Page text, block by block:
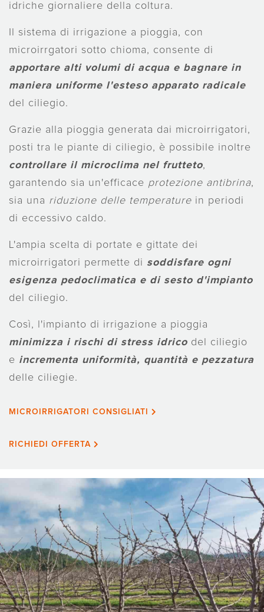
idriche giornaliere della coltura.
Il sistema di irrigazione a pioggia, con
microirrgatori sotto chioma, consente di
apportare alti volumi di acqua e bagnare in
maniera uniforme l'esteso apparato radicale
del ciliegio.
Grazie alla pioggia generata dai microirrigatori,
posti tra le piante di ciliegio, è possibile inoltre
controllare il microclima nel frutteto,
garantendo sia un'efficace protezione antibrina,
sia una riduzione delle temperature in periodi
di eccessivo caldo.
L'ampia scelta di portate e gittate dei
microirrigatori permette di soddisfare ogni
esigenza pedoclimatica e di sesto d'impianto
del ciliegio.
Così, l'impianto di irrigazione a pioggia
minimizza i rischi di stress idrico del ciliegio
e incrementa uniformità, quantità e pezzatura
delle ciliegie.
MICROIRRIGATORI CONSIGLIATI
RICHIEDI OFFERTA